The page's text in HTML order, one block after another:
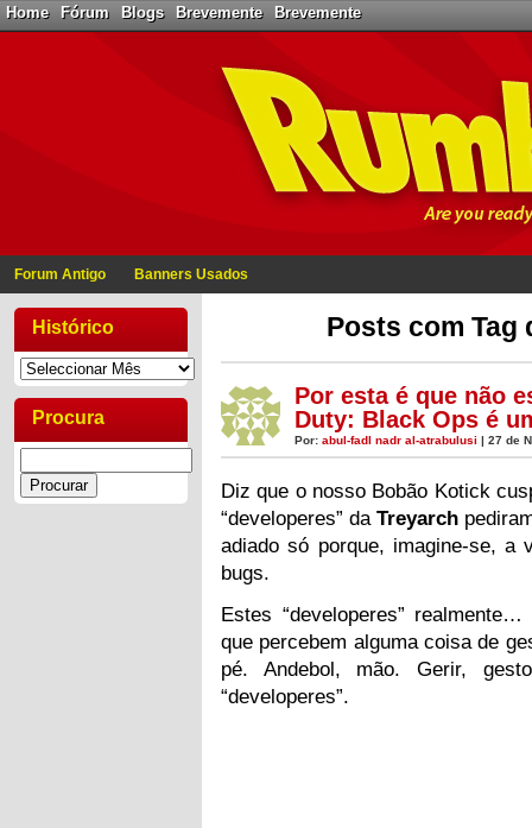
Home Fórum Blogs Brevemente Brevemente
Forum Antigo Banners Usados
Histórico
Procura
Posts com Tag
Por esta é que não
Duty: Black Ops é
Por: abul-fadl nadr al-atrabulusi | 27 de
Diz que o nosso Bobão Kotick
“developeres” daTreyarch
adiado só porque, imagine-se, a
bugs.
Estes “developeres”
que percebem alguma coisa de
pé. Andebol, mão. Gerir,
“developeres”.